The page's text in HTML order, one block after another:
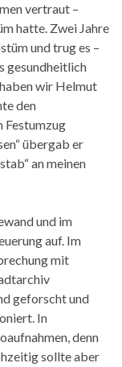
vertraut –
hatte. Zwei Jahre
und trug es –
gesundheitlich
wir Helmut
den
Festumzug
übergab er
an meinen
und im
auf. Im
mit
geforscht und
In
denn
sollte aber